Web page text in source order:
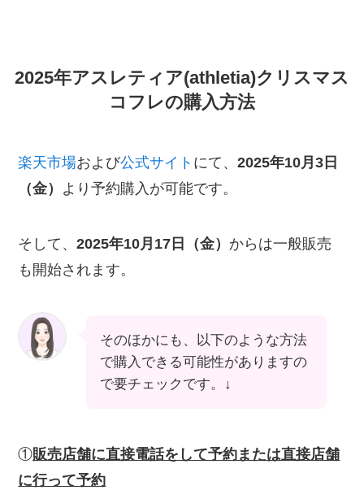
2025年アスレティア(athletia)クリスマス
コフレの購入方法
楽天市場および公式サイト にて、2025年10月3日
（金） より予約購入が可能です。
そして、2025年10月17日（金） からは一般販売
も開始されます。
そのほかにも、以下のような方法
で購入できる可能性がありますの
で要チェックです。↓
①販売店舗に直接電話をして予約または直接店舗
に行って予約